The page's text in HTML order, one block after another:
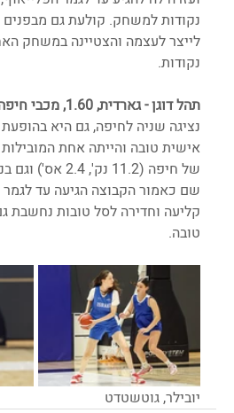
נקודות למשחק. קולעת גם מבפנים
נקודות.
תהל דוגן - גארדית, 1.60, מכבי חיפה
נציגה שניה לחיפה, גם היא
אישית טובה והייתה אחת
שם כאמור הקבוצה הגיעה עד לגמר
קליעה וחדירה לסל טובות נחשבת
טובה.
יובילר, גוטשטדט